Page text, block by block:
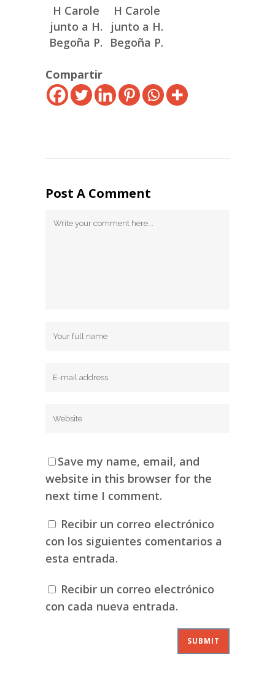
H Carole
junto a H.
Begoña P.
H Carole
junto a H.
Begoña P.
Compartir
Post A Comment
Save my name, email, and
website in this browser for the
next time I comment.
Recibir un correo electrónico
con los siguientes comentarios a
esta entrada.
Recibir un correo electrónico
con cada nueva entrada.